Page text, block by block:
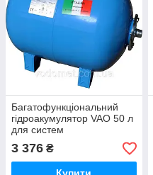
Багатофункціональний
гідроакумулятор VAО 50 л
для систем
водопостачання
Watersistem 6 bar - 20905-
01
3 376 ₴